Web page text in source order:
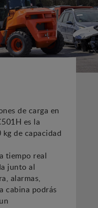
de carga en
es la
de capacidad
tiempo real
junto al
alarmas,
cabina podrás